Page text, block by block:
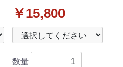
ジマット (Lサイズ) DX
シリーズ 社外新品
￥15,800
数量